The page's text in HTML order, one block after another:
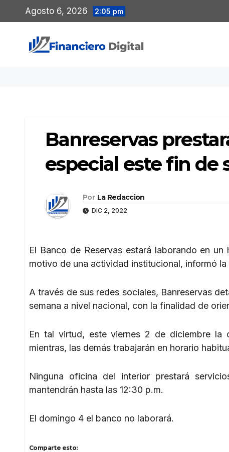
al
contenido
Agosto 6, 2026 2:05 pm
Banreservas
especial este fin de
Por La Redaccion
DIC 2, 2022
El Banco de Reservas estará laborando en
motivo de una actividad institucional, informó la
A través de sus redes sociales, Banreservas
semana a nivel nacional, con la finalidad de
En tal virtud, este viernes 2 de diciembre la
mientras, las demás trabajarán en horario
Ninguna oficina del interior prestará
mantendrán hasta las 12:30 p.m.
El domingo 4 el banco no laborará.
Comparte esto: